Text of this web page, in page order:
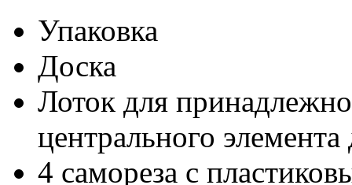
Упаковка
Доска
Лоток для
центрального элемента
4 самореза с